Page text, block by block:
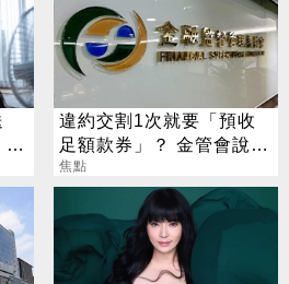
：
違約交割1次就要「預收
足額款券」？ 金管會說話
了
焦點